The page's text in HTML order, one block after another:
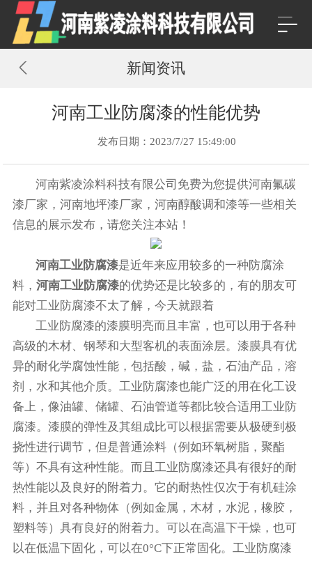
新闻资讯
河南工业防腐漆的性能优势
发布日期：2023/7/27 15:49:00
河南紫凌涂料科技有限公司免费为您提供河南氟碳
漆厂家 ，河南地坪漆厂家，河南醇酸调和漆等一些相关
信息的展示发布，请您关注本站！
河南工业防腐漆是近年来应用较多的一种防腐涂
料， 河南工业防腐漆的优势还是比较多的，有的朋友可
能对工业防腐漆不太了解，今天就跟着
工业防腐漆的漆膜明亮而且丰富，也可以用于各种
高级的木材、钢琴和大型客机的表面涂层。漆膜具有优
异的耐化学腐蚀性能，包括酸，碱，盐，石油产品，溶
剂，水和其他介质。工业防腐漆也能广泛的用在化工设
备上，像油罐、储罐、石油管道等都比较合适用工业防
腐漆。漆膜的弹性及其组成比可以根据需要从极硬到极
挠性进行调节，但是普通涂料（例如环氧树脂，聚酯
等）不具有这种性能。而且工业防腐漆还具有很好的耐
热性能以及良好的附着力。它的耐热性仅次于有机硅涂
料，并且对各种物体（例如金属，木材，水泥，橡胶，
塑料等）具有良好的附着力。可以在高温下干燥，也可
以在低温下固化，可以在0°C下正常固化。工业防腐漆